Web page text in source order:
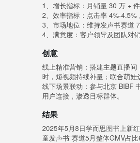
1、增长指标：月销量 30 万 +
2、效率指标：点击率 4%-4.5%
3、市场地位：维持发声书赛道
4、满意度：客户领导及团队对
创意
线上精准营销：搭建主题直播
时，短视频持续补量；联合萌娃
线下场景联动：参与北京 BIBF
用户连接，渗透目标群体。
结果
2025年5月8日学而思图书上新
童发声书”赛道5月整体GMV占